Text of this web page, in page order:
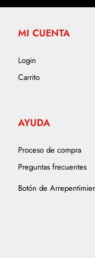
MI CUENTA
Login
Carrito
AYUDA
Proceso de compra
Preguntas frecuentes
Botón de